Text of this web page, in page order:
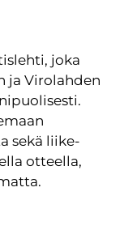
joka
ja Virolahden
sekä liike-
otteella,